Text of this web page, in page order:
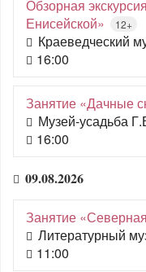
Обзорная
Енисейской»
12+
Краеведческий
16:00
Занятие «Дачные
Музей-усадьба
16:00
09.08.2026
Занятие
Литературный
11:00